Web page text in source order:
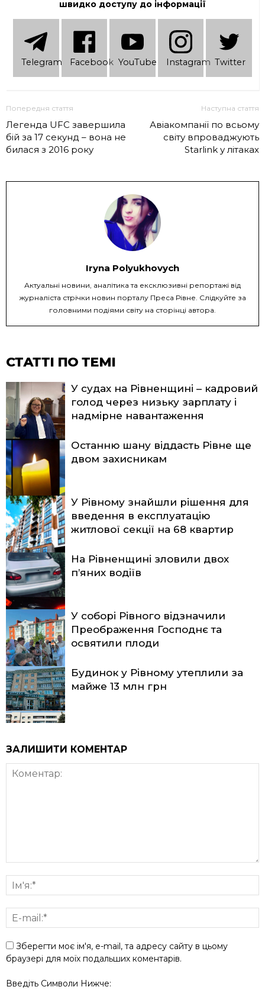
швидко доступу до інформації
Telеgram Facebook YouTube Instagram Twitter
Попередня стаття
Легенда UFC завершила
бій за 17 секунд – вона не
билася з 2016 року
Наступна стаття
Авіакомпанії по всьому
світу впроваджують
Starlink у літаках
Iryna Polyukhovych
Актуальні новини, аналітика та ексклюзивні репортажі від
журналіста стрічки новин порталу Преса Рівне. Слідкуйте за
головними подіями світу на сторінці автора.
СТАТТІ ПО ТЕМІ
У судах на Рівненщині – кадровий
голод через низьку зарплату і
надмірне навантаження
Останню шану віддасть Рівне ще
двом захисникам
У Рівному знайшли рішення для
введення в експлуатацію
житлової секції на 68 квартир
На Рівненщині зловили двох
п’яних водіїв
У соборі Рівного відзначили
Преображення Господнє та
освятили плоди
Будинок у Рівному утеплили за
майже 13 млн грн
ЗАЛИШИТИ КОМЕНТАР
Зберегти моє ім'я, e-mail, та адресу сайту в цьому
браузері для моїх подальших коментарів.
Введіть Символи Нижче: